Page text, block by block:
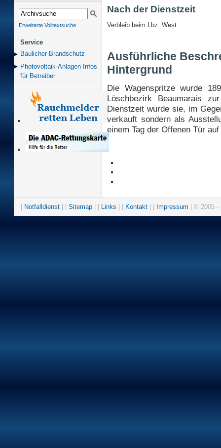
Erweiterte Volltextsuche
Service
Baulicher Brand­schutz
Photovoltaik-Anlagen Infos
für Betreiber
Nach der Dienstzeit
Verbleib beim Lbz. West
Ausführliche
Hintergrund
Die Wagenspritze wurde
Löschbezirk Beaumarais
Dienstzeit wurde sie, im
verkauft sondern als
einem Tag der Offenen Tür
Notfalldienst Sitemap Links Kontakt Impressum | © 2005 -